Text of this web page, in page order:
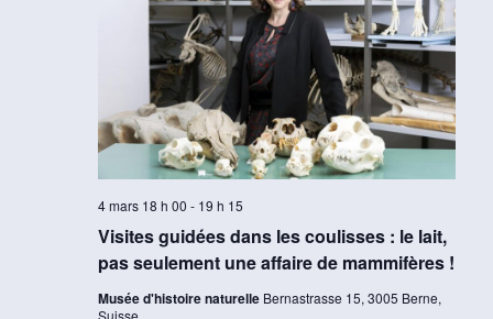
Visites guidées dans les coulisses : le lait,
pas seulement une affaire de mammifères !
4 mars 18 h 00 - 19 h 15
Musée d'histoire naturelle Bernastrasse 15, 3005 Berne,